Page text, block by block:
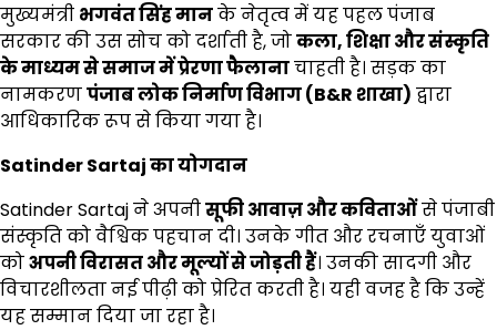
मुख्यमंत्री भगवंत सिंह मानके नेतृत्व में यह पहल पंजाब
सरकार की उस सोच को दर्शाती है, जोकला,शिक्षा और संस्कृति
के माध्यम से समाज में प्रेरणा फैलानाचाहती है। सड़क का
नामकरणपंजाब लोक निर्माण विभाग (B&R शाखा) द्वारा
आधिकारिक रूप से किया गया है।
Satinder Sartajका योगदान
Satinder Sartaj ने अपनीसूफी आवाज़ और कविताओंसे पंजाबी
संस्कृति को वैश्विक पहचान दी। उनके गीत और रचनाएँ युवाओं
कोअपनी विरासत और मूल्यों से जोड़ती हैं। उनकी सादगी और
विचारशीलता नई पीढ़ी को प्रेरित करती है। यही वजह है कि उन्हें
यह सम्मान दिया जा रहा है।